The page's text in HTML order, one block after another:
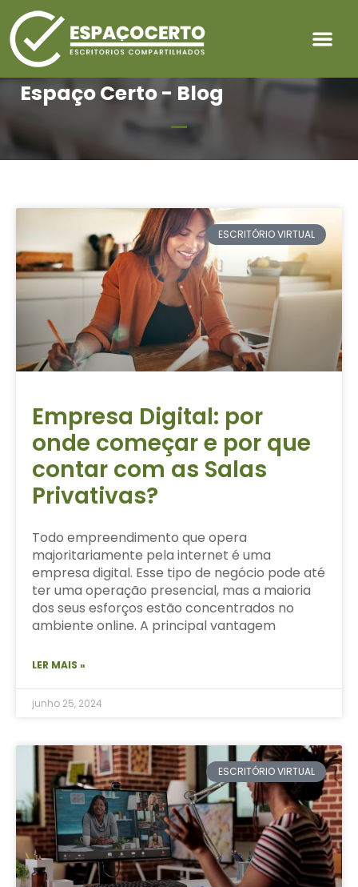
Espaço Certo - Blog
ESCRITÓRIO VIRTUAL
Empresa Digital: por
onde começar e por que
contar com as Salas
Privativas?
Todo empreendimento que opera
majoritariamente pela internet é uma
empresa digital. Esse tipo de negócio pode até
ter uma operação presencial, mas a maioria
dos seus esforços estão concentrados no
ambiente online. A principal vantagem
LER MAIS »
junho 25, 2024
ESCRITÓRIO VIRTUAL